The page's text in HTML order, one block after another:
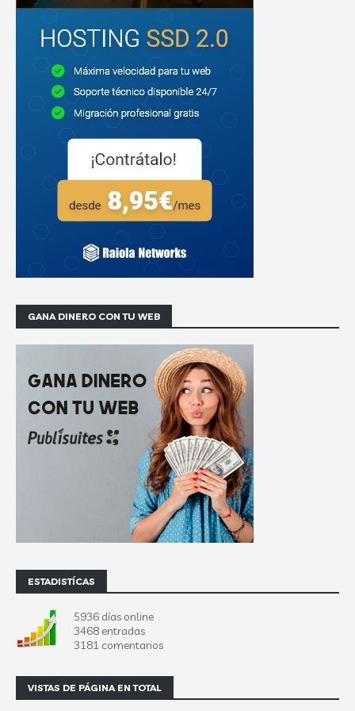
GANA DINERO CON TU WEB
ESTADISTÍCAS
5936 días online
3468 entradas
3181 comentarios
VISTAS DE PÁGINA EN TOTAL